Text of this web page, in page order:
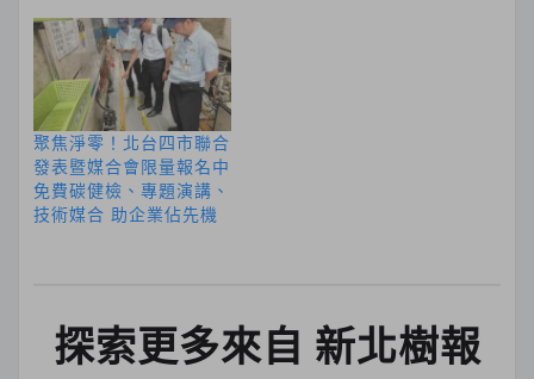
聚焦淨零！北台四市聯合
發表暨媒合會限量報名中
免費碳健檢、專題演講、
技術媒合 助企業佔先機
探索更多來自 新北樹報